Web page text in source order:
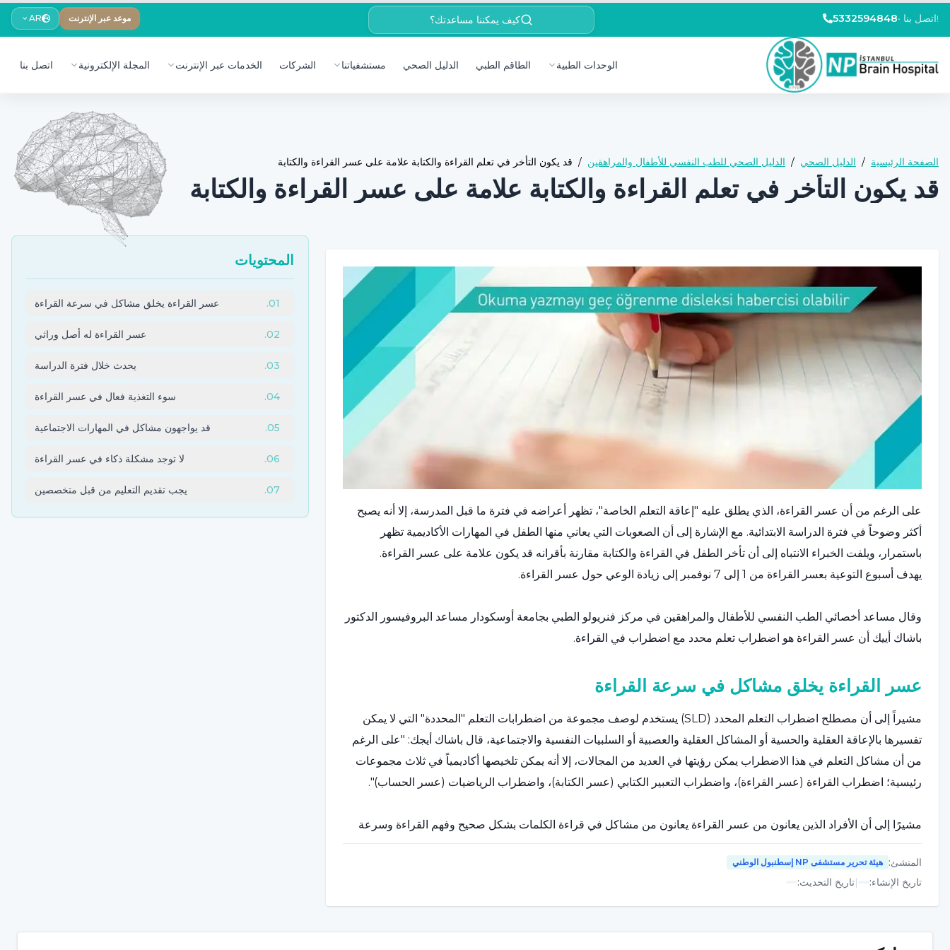
5332594848• اتصل بنا! كيف يمكننا مساعدتك؟ موعد عبر الإنترنت AR
الوحدات الطبية الطاقم الطبي الدليل الصحي مستشفياتنا الشركات الخدمات عبر الإنترنت المجلة الإلكترونية اتصل بنا
الصفحة الرئيسية / الدليل الصحي / الدليل الصحي للطب النفسي للأطفال والمراهقين / قد يكون التأخر في تعلم القراءة والكتابة علامة على عسر القراءة والكتابة
قد يكون التأخر في تعلم القراءة والكتابة علامة على عسر القراءة والكتابة
على الرغم من أن عسر القراءة، الذي يطلق عليه "إعاقة التعلم الخاصة"، تظهر أعراضه في فترة ما قبل المدرسة، إلا أنه يصبح
أكثر وضوحاً في فترة الدراسة الابتدائية. مع الإشارة إلى أن الصعوبات التي يعاني منها الطفل في المهارات الأكاديمية تظهر
باستمرار، ويلفت الخبراء الانتباه إلى أن تأخر الطفل في القراءة والكتابة مقارنة بأقرانه قد يكون علامة على عسر القراءة.
يهدف أسبوع التوعية بعسر القراءة من 1 إلى 7 نوفمبر إلى زيادة الوعي حول عسر القراءة.
وقال مساعد أخصائي الطب النفسي للأطفال والمراهقين في مركز فنريولو الطبي بجامعة أوسكودار مساعد البروفيسور الدكتور
باشاك أييك أن عسر القراءة هو اضطراب تعلم محدد مع اضطراب في القراءة.
عسر القراءة يخلق مشاكل في سرعة القراءة
مشيراً إلى أن مصطلح اضطراب التعلم المحدد (SLD) يستخدم لوصف مجموعة من اضطرابات التعلم "المحددة" التي لا يمكن
تفسيرها بالإعاقة العقلية والحسية أو المشاكل العقلية والعصبية أو السلبيات النفسية والاجتماعية، قال باشاك أيجك: "على الرغم
من أن مشاكل التعلم في هذا الاضطراب يمكن رؤيتها في العديد من المجالات، إلا أنه يمكن تلخيصها أكاديمياً في ثلاث مجموعات
رئيسية؛ اضطراب القراءة (عسر القراءة)، واضطراب التعبير الكتابي (عسر الكتابة)، واضطراب الرياضيات (عسر الحساب)".
مشيرًا إلى أن الأفراد الذين يعانون من عسر القراءة يعانون من مشاكل في قراءة الكلمات بشكل صحيح وفهم القراءة وسرعة
القراءة، قال مساعد البروفيسور الدكتور باشاك أيك: "هناك تأخر في تعلم القراءة والكتابة مقارنة بأقرانهم. أثناء القراءة، والقراءة
بشكل غير صحيح وبطيء، وتخطي الحروف والمقاطع والسطور أمر شائع. ويواجهون صعوبة في فهم ما يقرؤونه."
المنشئ: هيئة تحرير مستشفى NP إسطنبول الوطني
تاريخ الإنشاء:
|تاريخ التحديث:
المحتويات
01
. عسر القراءة يخلق مشاكل في سرعة القراءة
02
. عسر القراءة له أصل وراثي
03
. يحدث خلال فترة الدراسة
04
. سوء التغذية فعال في عسر القراءة
05
. قد يواجهون مشاكل في المهارات الاجتماعية
06
. لا توجد مشكلة ذكاء في عسر القراءة
07
. يجب تقديم التعليم من قبل متخصصين